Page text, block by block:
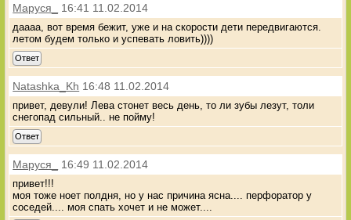
Маруся_ 16:41 11.02.2014
даааа, вот время бежит, уже и на скорости дети передвигаются.
летом будем только и успевать ловить))))
Ответ
Natashka_Kh 16:48 11.02.2014
привет, девули! Лева стонет весь день, то ли зубы лезут, толи
снегопад сильный.. не пойму!
Ответ
Маруся_ 16:49 11.02.2014
привет!!!
моя тоже ноет полдня, но у нас причина ясна.... перфоратор у
соседей.... моя спать хочет и не может....